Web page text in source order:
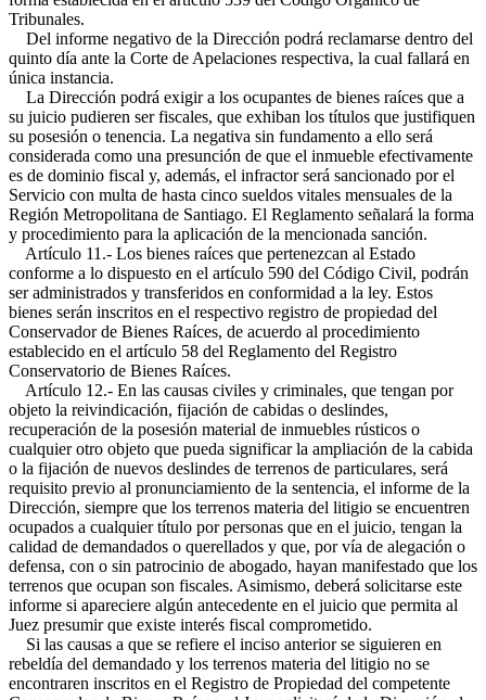
Tribunales.
Del informe negativo de la Dirección podrá reclamarse dentro del
quinto día ante la Corte de Apelaciones respectiva, la cual fallará en
única instancia.
La Dirección podrá exigir a los ocupantes de bienes raíces que a
su juicio pudieren ser fiscales, que exhiban los títulos que justifiquen
su posesión o tenencia. La negativa sin fundamento a ello será
considerada como una presunción de que el inmueble efectivamente
es de dominio fiscal y, además, el infractor será sancionado por el
Servicio con multa de hasta cinco sueldos vitales mensuales de la
Región Metropolitana de Santiago. El Reglamento señalará la forma
y procedimiento para la aplicación de la mencionada sanción.
Artículo 11.- Los bienes raíces que pertenezcan al Estado
conforme a lo dispuesto en el artículo 590 del Código Civil, podrán
ser administrados y transferidos en conformidad a la ley. Estos
bienes serán inscritos en el respectivo registro de propiedad del
Conservador de Bienes Raíces, de acuerdo al procedimiento
establecido en el artículo 58 del Reglamento del Registro
Conservatorio de Bienes Raíces.
Artículo 12.- En las causas civiles y criminales, que tengan por
objeto la reivindicación, fijación de cabidas o deslindes,
recuperación de la posesión material de inmuebles rústicos o
cualquier otro objeto que pueda significar la ampliación de la cabida
o la fijación de nuevos deslindes de terrenos de particulares, será
requisito previo al pronunciamiento de la sentencia, el informe de la
Dirección, siempre que los terrenos materia del litigio se encuentren
ocupados a cualquier título por personas que en el juicio, tengan la
calidad de demandados o querellados y que, por vía de alegación o
defensa, con o sin patrocinio de abogado, hayan manifestado que los
terrenos que ocupan son fiscales. Asimismo, deberá solicitarse este
informe si apareciere algún antecedente en el juicio que permita al
Juez presumir que existe interés fiscal comprometido.
Si las causas a que se refiere el inciso anterior se siguieren en
rebeldía del demandado y los terrenos materia del litigio no se
encontraren inscritos en el Registro de Propiedad del competente